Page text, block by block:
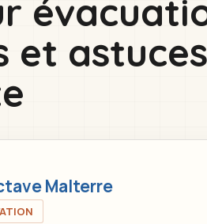
et
Malterre